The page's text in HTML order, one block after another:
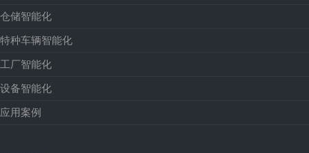
仓储智能化
特种车辆智能化
工厂智能化
设备智能化
应用案例